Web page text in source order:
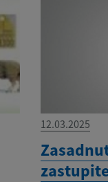
12.03.2025